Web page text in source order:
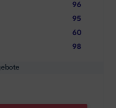
96
95
60
98